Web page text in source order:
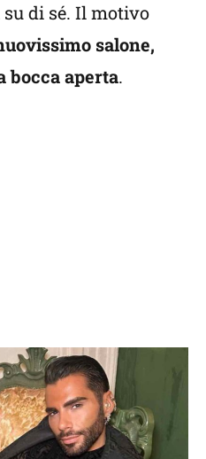
di sé. Il motivo
salone,
bocca aperta.